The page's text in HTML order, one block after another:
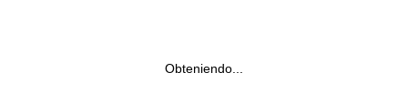
Obteniendo...